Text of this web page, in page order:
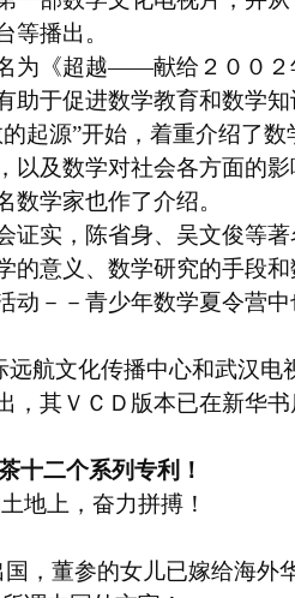
等播出。
《超越——献给２００２
助于促进数学教育和数学
源”开始，着重介绍了数
以及数学对社会各方面的
数学家也作了介绍。
实，陈省身、吴文俊等著
的意义、数学研究的手段
动－－青少年数学夏令营
远航文化传播中心和武汉电
，其ＶＣＤ版本已在新华
十二个系列专利！
地上，奋力拼搏！
，董参的女儿已嫁给海外